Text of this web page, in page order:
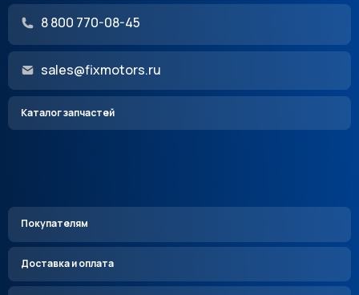
8 800 770-08-45
sales@fixmotors.ru
Каталог запчастей
Покупателям
Доставка и оплата